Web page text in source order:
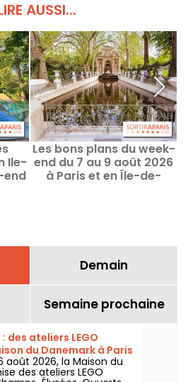
AUSSI...
Ile-
end
Les bons plans du week-
end du 7 au 9 août 2026
à Paris et en Île-de-
Demain
Semaine prochaine
des ateliers LEGO
du Danemark à Paris
août 2026, la Maison du
des ateliers LEGO